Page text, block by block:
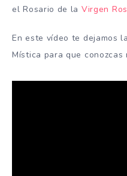
el Rosario de la Virgen
En este vídeo te dejamos
Mística para que conozcas